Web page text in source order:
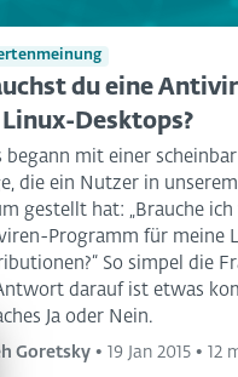
du eine
Desktops?
begann mit einer
die ein Nutzer in
gestellt hat: „Brauche
Programm für meine
So simpel die
darauf ist etwas
Ja oder Nein.
Goretsky • 19 Jan 2015 • 12